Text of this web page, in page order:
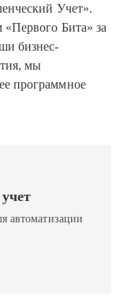
Учет».
Бита» за
бизнес-
мы
программное
автоматизации